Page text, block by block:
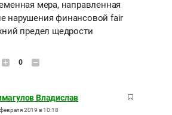
мера, направленная
нарушения финансовой fair
предел щедрости
0
Владислав
2019 в 10:18